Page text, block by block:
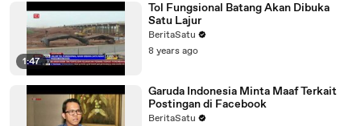
1:47
Tol Fungsional Batang Akan Dibuka
Satu Lajur
BeritaSatu
8 years ago
Garuda Indonesia Minta Maaf Terkait
Postingan di Facebook
BeritaSatu